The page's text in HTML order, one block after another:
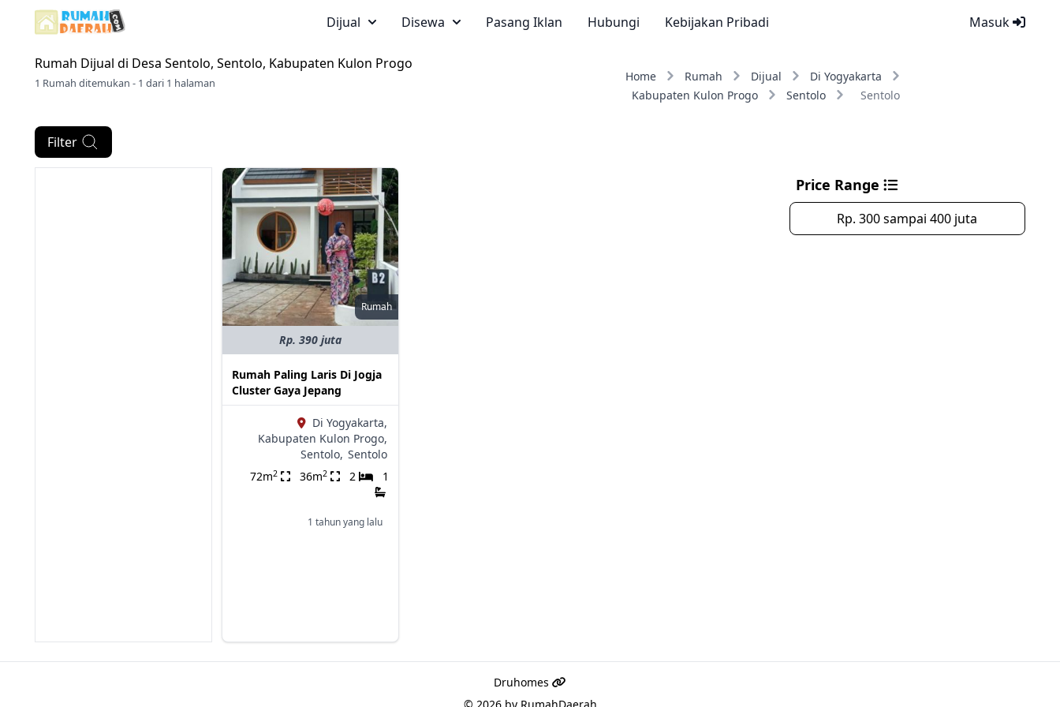
Masuk
Dijual Disewa Pasang Iklan Hubungi Kebijakan Pribadi
Rumah Dijual di Desa Sentolo, Sentolo, Kabupaten Kulon Progo
1 Rumah ditemukan - 1 dari 1 halaman Home Rumah Dijual
Di Yogyakarta
Kabupaten Kulon Progo
Sentolo Sentolo
Filter
Rumah
Rp. 390 juta
Rumah Paling Laris Di Jogja
Cluster Gaya Jepang
Di Yogyakarta,
Kabupaten Kulon Progo,
Sentolo, Sentolo
72m2 36m2 2 1
1 tahun yang lalu
Price Range
Rp. 300 sampai 400 juta
Druhomes